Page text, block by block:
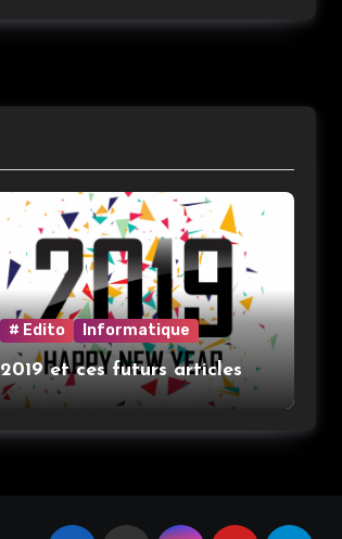
# Edito Informatique
2019 et ces futurs articles